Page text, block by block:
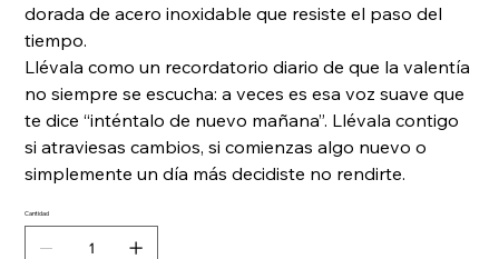
dorada de acero inoxidable que resiste el paso del
tiempo.
Llévala como un recordatorio diario de que la valentía
no siempre se escucha: a veces es esa voz suave que
te dice “inténtalo de nuevo mañana”. Llévala contigo
si atraviesas cambios, si comienzas algo nuevo o
simplemente un día más decidiste no rendirte.
Cantidad